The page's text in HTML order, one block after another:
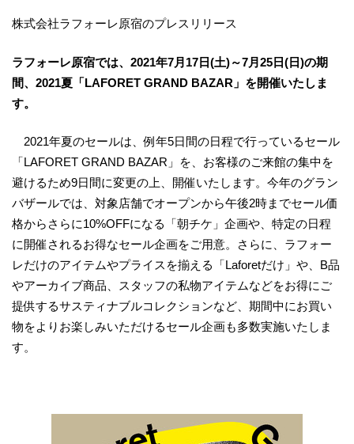
株式会社ラフォーレ原宿のプレスリリース
ラフォーレ原宿では、2021年7月17日(土)～7月25日(日)の期
間、2021夏「LAFORET GRAND BAZAR」を開催いたしま
す。
2021年夏のセールは、例年5日間の日程で行っているセール
「LAFORET GRAND BAZAR」を、お客様のご来館の集中を
避けるため9日間に変更の上、開催いたします。今年のグラン
バザールでは、対象店舗でオープンから午後2時までセール価
格からさらに10%OFFになる「朝チケ」企画や、特定の日程
に開催されるお得なセール企画をご用意。さらに、ラフォー
レだけのアイテムやプライスを揃える「Laforetだけ」や、B品
やアーカイブ商品、スタッフの私物アイテムなどをお得にご
提供するサスティナブルコレクションなど、期間中にお買い
物をよりお楽しみいただけるセール企画も多数実施いたしま
す。